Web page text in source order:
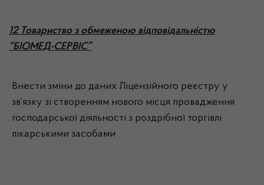
12 Товариство з обмеженою відповідальністю
“БІОМЕД-СЕРВІС”
Внести зміни до даних Ліцензійного реєстру у
зв’язку зі створенням нового місця провадження
господарської діяльності з роздрібної торгівлі
лікарськими засобами